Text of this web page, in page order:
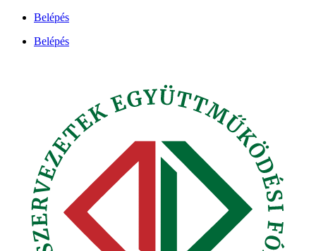
Ugrás
tartalomhoz
Belépés
Belépés